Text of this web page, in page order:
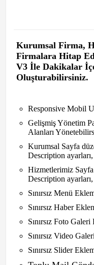
Kurumsal Firma,
Firmalara Hitap
V3 İle Dakikalar
Oluşturabilirsiniz.
Responsive Mobil
Gelişmiş Yönetim
Alanları
Kurumsal Sayfa
Description ayarları,
Hizmetlerimiz
Description ayarları,
Sınırsız Menü
Sınırsız Haber
Sınırsız Foto
Sınırsız Video
Sınırsız Slider